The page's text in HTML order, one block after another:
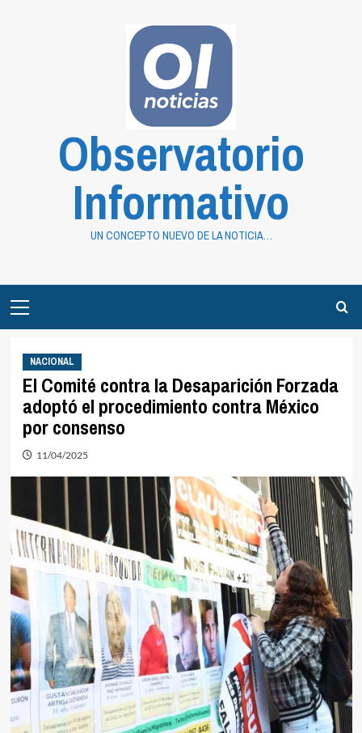
Observatorio
Informativo
UN CONCEPTO NUEVO DE LA NOTICIA…
Menu
NACIONAL
El Comité contra la Desaparición Forzada
adoptó el procedimiento contra México
por consenso
11/04/2025